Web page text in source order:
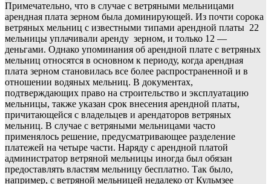
Примечательно, что в случае с ветряными мельницами
арендная плата зерном была доминирующей. Из почти сорока
ветряных мельниц с известными типами арендной платы 22
мельницы уплачивали аренду зерном, и только 12 —
деньгами. Однако упоминания об арендной плате с ветряных
мельниц относятся в основном к периоду, когда арендная
плата зерном становилась все более распространенной и в
отношении водяных мельниц. В документах,
подтверждающих право на строительство и эксплуатацию
мельницы, также указан срок внесения арендной платы,
причитающейся с владельцев и арендаторов ветряных
мельниц. В случае с ветряными мельницами часто
применялось решение, предусматривающее разделение
платежей на четыре части. Наряду с арендной платой
администратор ветряной мельницы иногда был обязан
предоставлять властям мельницу бесплатно. Так было,
например, с ветряной мельницей недалеко от Кульмзее